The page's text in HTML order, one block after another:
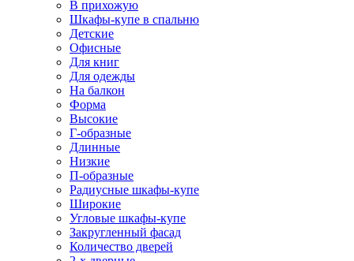
В прихожую
Шкафы-купе в спальню
Детские
Офисные
Для книг
Для одежды
На балкон
Форма
Высокие
Г-образные
Длинные
Низкие
П-образные
Радиусные шкафы-купе
Широкие
Угловые шкафы-купе
Закругленный фасад
Количество дверей